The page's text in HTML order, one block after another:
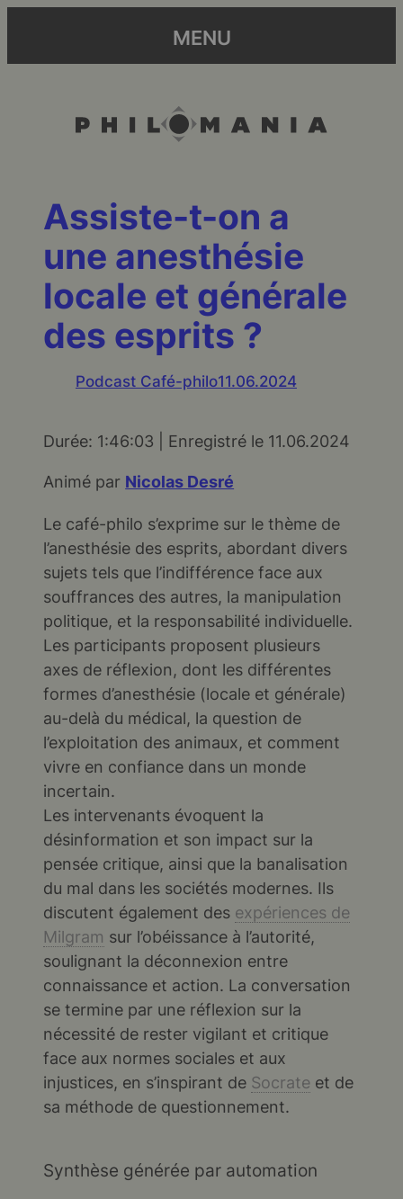
MENU
Assiste-t-on a
une anesthésie
locale et générale
des esprits ?
Podcast Café-philo11.06.2024
RSS FEED
EMBED
Durée: 1:46:03 Enregistré le 11.06.2024
Animé par Nicolas Desré
Le café-philo s’exprime sur le thème de
l’anesthésie des esprits, abordant divers
sujets tels que l’indifférence face aux
souffrances des autres, la manipulation
politique, et la responsabilité individuelle.
Les participants proposent plusieurs
axes de réflexion, dont les différentes
formes d’anesthésie (locale et générale)
au-delà du médical, la question de
l’exploitation des animaux, et comment
vivre en confiance dans un monde
incertain.
Les intervenants évoquent la
désinformation et son impact sur la
pensée critique, ainsi que la banalisation
du mal dans les sociétés modernes. Ils
discutent également des expériences de
Milgram sur l’obéissance à l’autorité,
soulignant la déconnexion entre
connaissance et action. La conversation
se termine par une réflexion sur la
nécessité de rester vigilant et critique
face aux normes sociales et aux
injustices, en s’inspirant de Socrate et de
sa méthode de questionnement.
Synthèse générée par automation